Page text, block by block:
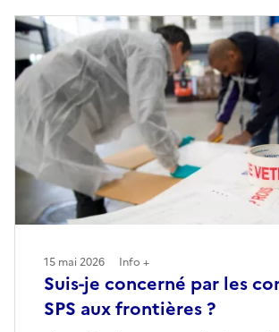
Suis-je concerné par les
SPS aux frontières ?
15 mai 2026 Info +